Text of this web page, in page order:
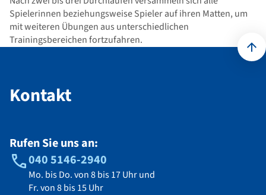
Spielerinnen beziehungsweise Spieler auf ihren Matten, um
mit weiteren Übungen aus unterschiedlichen
Trainingsbereichen fortzufahren.
Kontakt
Rufen Sie uns an:
040 5146-2940
Mo. bis Do. von 8 bis 17 Uhr und
Fr. von 8 bis 15 Uhr